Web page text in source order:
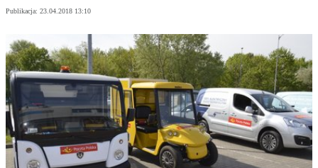
Publikacja: 23.04.2018 13:10